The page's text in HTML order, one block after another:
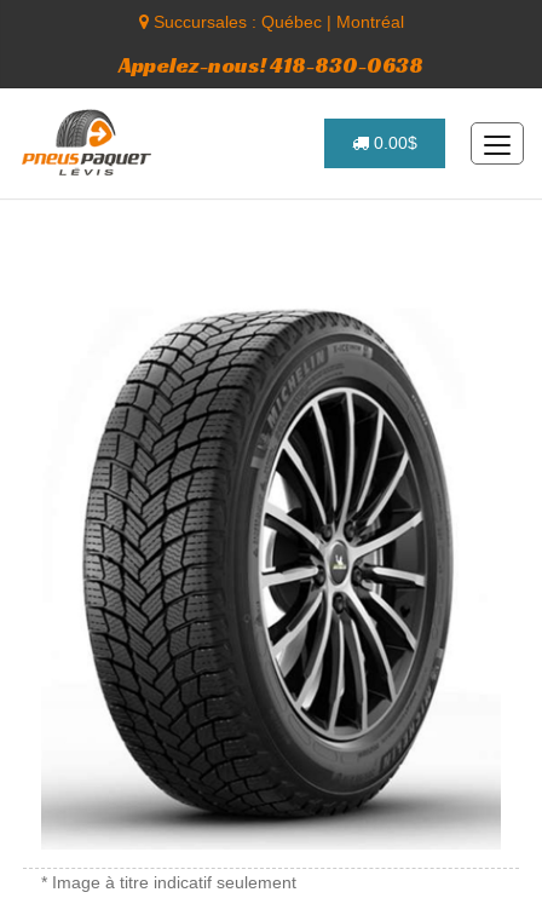
Succursales : Québec| Montréal
Appelez-nous! 418-830-0638
0.00$
* Image à titre indicatif seulement